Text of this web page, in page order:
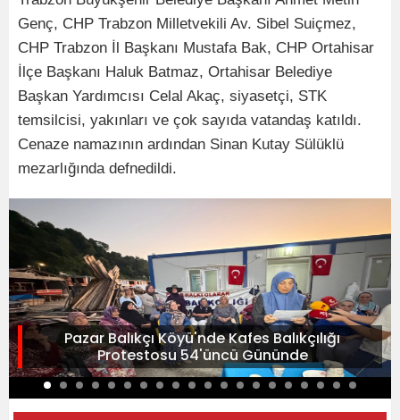
Genç, CHP Trabzon Milletvekili Av. Sibel Suiçmez,
CHP Trabzon İl Başkanı Mustafa Bak, CHP Ortahisar
İlçe Başkanı Haluk Batmaz, Ortahisar Belediye
Başkan Yardımcısı Celal Akaç, siyasetçi, STK
temsilcisi, yakınları ve çok sayıda vatandaş katıldı.
Cenaze namazının ardından Sinan Kutay Sülüklü
mezarlığında defnedildi.
Pazar Balıkçı Köyü'nde Kafes Balıkçılığı
Protestosu 54'üncü Gününde